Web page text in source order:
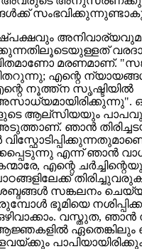
മരണമാണ്.
എന്റെ
നൂത്ത്ന സൃഷ്ടിയിൽ
ആല്സിയയും
ഞാൻ
എന്ന് ഞാന്‍
എന്റെ
സങ്കലനം
ഭൂമിയെ
വസ്തുത,
ഏതെങ്കിലും